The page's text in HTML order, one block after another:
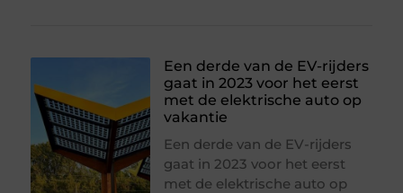
Een derde van de EV-rijders
gaat in 2023 voor het eerst
met de elektrische auto op
vakantie
Een derde van de EV-rijders
gaat in 2023 voor het eerst
met de elektrische auto op